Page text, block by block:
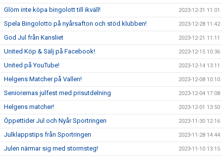
Glöm inte köpa bingolott till ikväll! 2023-12-31 11:01
Spela Bingolotto på nyårsafton och stöd klubben! 2023-12-28 11:42
God Jul från Kansliet 2023-12-21 11:11
United Köp & Sälj på Facebook! 2023-12-15 10:36
United på YouTube! 2023-12-14 13:11
Helgens Matcher på Vallen! 2023-12-08 10:10
Seniorernas julfest med prisutdelning 2023-12-04 17:08
Helgens matcher! 2023-12-01 13:50
Öppettider Jul och Nyår Sportringen 2023-11-30 12:16
Julklappstips från Sportringen 2023-11-28 14:44
Julen närmar sig med stormsteg! 2023-11-10 13:15